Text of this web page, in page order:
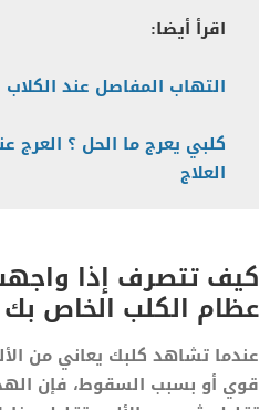
اقرأ أيضا:
التهاب المفاصل عند الكلاب
كلبي يعرج ما الحل ؟ العرج
العلاج
كيف تتصرف إذا
عظام الكلب الخاص
عندما تشاهد كلبك يعاني من
قوي أو بسبب السقوط، فإن